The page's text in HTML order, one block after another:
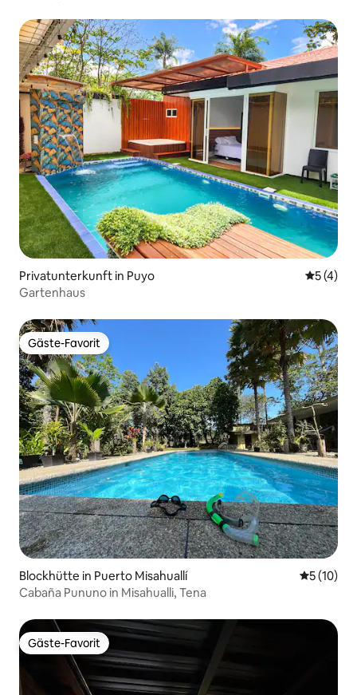
Privatunterkunft in Puyo
5 (4)
Gartenhaus
Gäste-Favorit
Gäste-Favorit
Blockhütte in Puerto Misahuallí
5 (10)
Cabaña Pununo in Misahualli, Tena
Gäste-Favorit
Gäste-Favorit